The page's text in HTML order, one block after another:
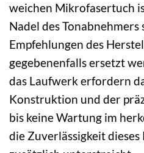
weichen Mikrofasertuch
Nadel des
Empfehlungen des
gegebenenfalls ersetzt
das Laufwerk erfordern
Konstruktion und der
bis keine Wartung im
die Zuverlässigkeit